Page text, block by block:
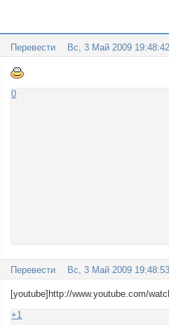
Перевести Вс, 3 Май 2009 19:48:42
0
Перевести Вс, 3 Май 2009 19:48:53
[youtube]http://www.youtube.com/
+1